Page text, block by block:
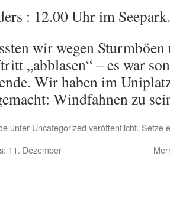
: 12.00 Uhr im Seepark.
wir wegen
„abblasen“ – es war
Wir haben im
Windfahnen zu
unter Uncategorized veröffentlicht. Setze
11. Dezember